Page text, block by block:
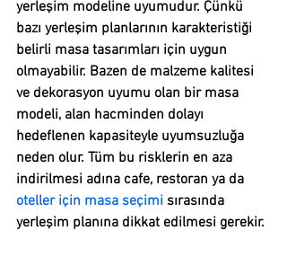
yerleşim modeline uyumudur. Çünkü
bazı yerleşim planlarının karakteristiği
belirli masa tasarımları için uygun
olmayabilir. Bazen de malzeme kalitesi
ve dekorasyon uyumu olan bir masa
modeli, alan hacminden dolayı
hedeflenen kapasiteyle uyumsuzluğa
neden olur. Tüm bu risklerin en aza
indirilmesi adına cafe, restoran ya da
oteller için masa seçimi sırasında
yerleşim planına dikkat edilmesi gerekir.